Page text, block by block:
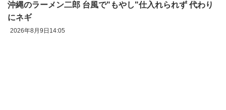
沖縄のラーメン二郎 台風で"もやし"仕入れられず 代わり
にネギ
2026年8月9日14:05